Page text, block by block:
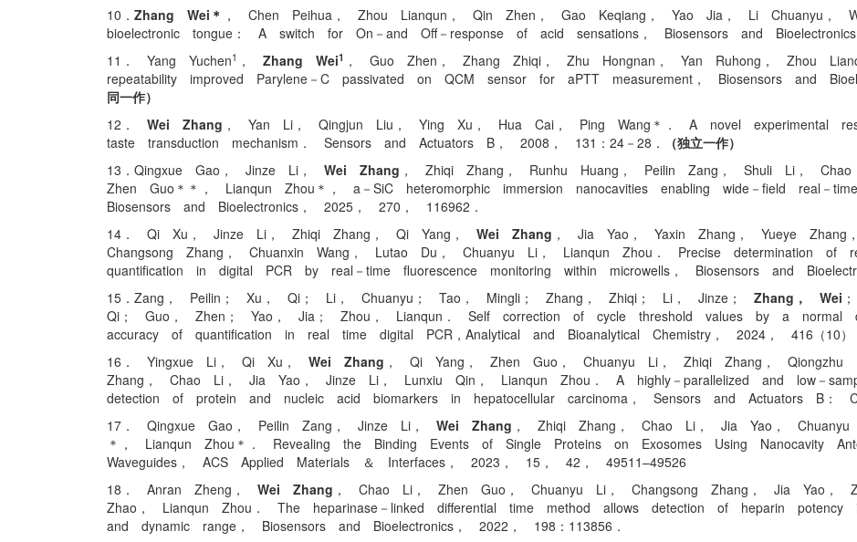
10． Zhang Wei＊ ， Chen Peihua， Zhou Lianqun， Qin Zhen， Gao Keqiang， Yao Jia， Li Chuanyu，
bioelectronic tongue： A switch for On－and Off－response of acid sensations， Biosensors and
11． Yang Yuchen1 ， Zhang Wei1 ， Guo Zhen， Zhang Zhiqi， Zhu Hongnan， Yan Ruhong， Zhou
repeatability improved Parylene－C passivated on QCM sensor for aPTT measurement， Biosensors and
同一作）
12． Wei Zhang ， Yan Li， Qingjun Liu， Ying Xu， Hua Cai， Ping Wang＊． A novel experimental
taste transduction mechanism． Sensors and Actuators B， 2008， 131：24－28．
（独立一作）
13．Qingxue Gao， Jinze Li， Wei Zhang ， Zhiqi Zhang， Runhu Huang， Peilin Zang， Shuli Li，
Zhen Guo＊＊， Lianqun Zhou＊， a－SiC heteromorphic immersion nanocavities enabling wide－field real－
Biosensors and Bioelectronics， 2025， 270， 116962．
14． Qi Xu， Jinze Li， Zhiqi Zhang， Qi Yang， Wei Zhang ， Jia Yao， Yaxin Zhang， Yueye
Changsong Zhang， Chuanxin Wang， Lutao Du， Chuanyu Li， Lianqun Zhou． Precise determination of
quantification in digital PCR by real－time fluorescence monitoring within microwells， Biosensors and
15．Zang， Peilin； Xu， Qi； Li， Chuanyu； Tao， Mingli； Zhang， Zhiqi； Li， Jinze； Zhang， Wei
Qi； Guo， Zhen； Yao， Jia； Zhou， Lianqun． Self correction of cycle threshold values by a normal
accuracy of quantification in real time digital PCR，Analytical and Bioanalytical Chemistry， 2024， 416（10）
16． Yingxue Li， Qi Xu， Wei Zhang ， Qi Yang， Zhen Guo， Chuanyu Li， Zhiqi Zhang， Qiongzhu
Zhang， Chao Li， Jia Yao， Jinze Li， Lunxiu Qin， Lianqun Zhou． A highly－parallelized and low－
detection of protein and nucleic acid biomarkers in hepatocellular carcinoma， Sensors and Actuators B：
17． Qingxue Gao， Peilin Zang， Jinze Li， Wei Zhang ， Zhiqi Zhang， Chao Li， Jia Yao，
＊， Lianqun Zhou＊． Revealing the Binding Events of Single Proteins on Exosomes Using Nanocavity
Waveguides， ACS Applied Materials ＆ Interfaces， 2023， 15， 42， 49511–49526
18． Anran Zheng， Wei Zhang ， Chao Li， Zhen Guo， Chuanyu Li， Changsong Zhang， Jia Yao，
Zhao， Lianqun Zhou． The heparinase－linked differential time method allows detection of heparin
and dynamic range， Biosensors and Bioelectronics， 2022， 198：113856．